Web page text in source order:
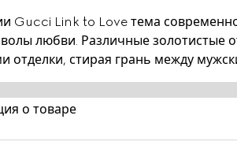
Gucci Link to Love тема
любви. Различные золотистые
отделки, стирая грань между
к самовыражению и
изделиями или использоваться
белого золота 18 карат дополнен
о товаре